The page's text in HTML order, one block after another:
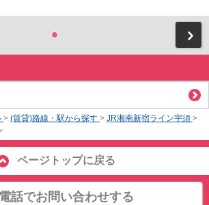
> (賃貸)路線・駅から探す > JR湘南新宿ライン宇須 >
ページトップに戻る
電話でお問い合わせする